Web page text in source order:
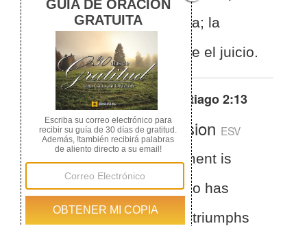
ha mostrado misericordia; la
misericordia triunfa sobre el juicio.
Otras traducciones de Santiago 2:13
English Standard Version ESV
James 2:13 For judgment is
without mercy to one who has
shown no mercy. Mercy triumphs